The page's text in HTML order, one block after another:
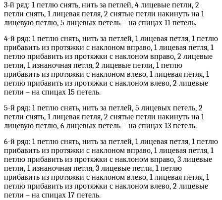
3-й ряд: 1 петлю снять, нить за петлей, 4 лицевые петли, 2
петли снять, 1 лицевая петля, 2 снятые петли накинуть на 1
лицевую петлю, 5 лицевых петель – на спицах 11 петель.
4-й ряд: 1 петлю снять, нить за петлей, 1 лицевая петля, 1 петлю
прибавить из протяжки с наклоном вправо, 1 лицевая петля, 1
петлю прибавить из протяжки с наклоном вправо, 2 лицевые
петли, 1 изнаночная петля, 2 лицевые петли, 1 петлю
прибавить из протяжки с наклоном влево, 1 лицевая петля, 1
петлю прибавить из протяжки с наклоном влево, 2 лицевые
петли – на спицах 15 петель.
5-й ряд: 1 петлю снять, нить за петлей, 5 лицевых петель, 2
петли снять, 1 лицевая петля, 2 снятые петли накинуть на 1
лицевую петлю, 6 лицевых петель – на спицах 13 петель.
6-й ряд: 1 петлю снять, нить за петлей, 1 лицевая петля, 1 петлю
прибавить из протяжки с наклоном вправо, 1 лицевая петля, 1
петлю прибавить из протяжки с наклоном вправо, 3 лицевые
петли, 1 изнаночная петля, 3 лицевые петли, 1 петлю
прибавить из протяжки с наклоном влево, 1 лицевая петля, 1
петлю прибавить из протяжки с наклоном влево, 2 лицевые
петли – на спицах 17 петель.